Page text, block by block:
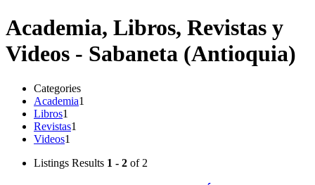
Academia, Libros, Revistas y
Videos - Sabaneta (Antioquia)
Categories
Academia1
Libros1
Revistas1
Videos1
Listings Results 1 - 2 of 2